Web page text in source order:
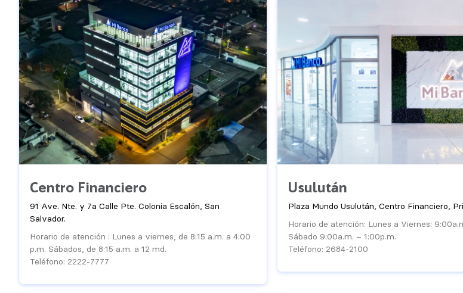
Centro Financiero
91 Ave. Nte. y 7a Calle Pte. Colonia Escalón, San
Salvador.
Horario de atención : Lunes a viernes, de 8:15 a.m. a 4:00
p.m. Sábados, de 8:15 a.m. a 12 md.
Teléfono: 2222-7777
Usulután
Plaza Mundo Usulután, Centro Financiero,
Horario de atención: Lunes a Viernes:
Sábado 9:00a.m. – 1:00p.m.
Teléfono: 2684-2100